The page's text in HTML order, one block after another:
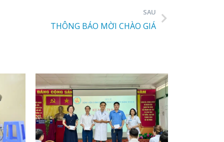
SAU
THÔNG BÁO MỜI CHÀO GIÁ